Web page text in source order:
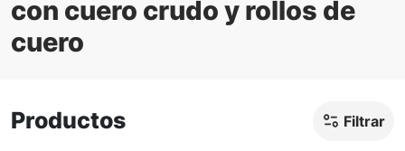
con cuero crudo y rollos de
cuero
Productos Filtrar